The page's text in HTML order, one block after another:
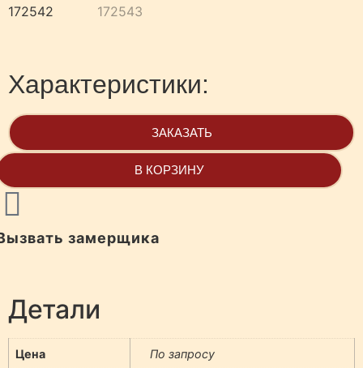
Характеристики:
ЗАКАЗАТЬ
В КОРЗИНУ
замерщика
Детали
Цена По запросу